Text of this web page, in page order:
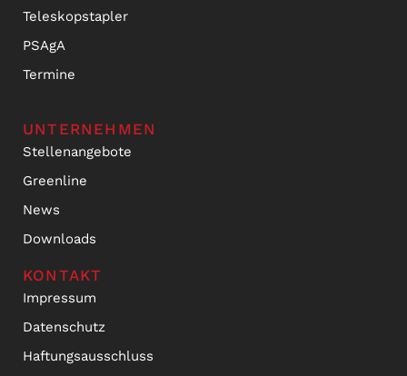
Teleskopstapler
PSAgA
Termine
UNTERNEHMEN
Stellenangebote
Greenline
News
Downloads
KONTAKT
Impressum
Datenschutz
Haftungsausschluss